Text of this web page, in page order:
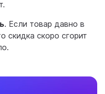
. Если товар давно в
скидка скоро сгорит